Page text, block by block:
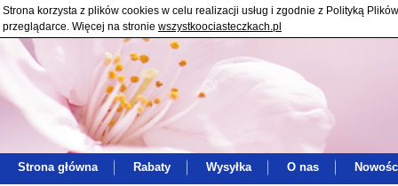
Strona korzysta z plików cookies w celu realizacji usług i zgodnie z Polityką
przeglądarce. Więcej na stronie wszystkoociasteczkach.pl
Strona główna Rabaty Wysyłka O nas